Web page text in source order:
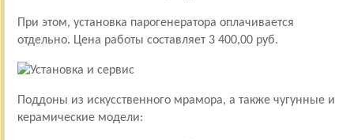
При этом, установка парогенератора оплачивается
отдельно. Цена работы составляет 3 400,00 руб.
Поддоны из искусственного мрамора, а также чугунные и
керамические модели: